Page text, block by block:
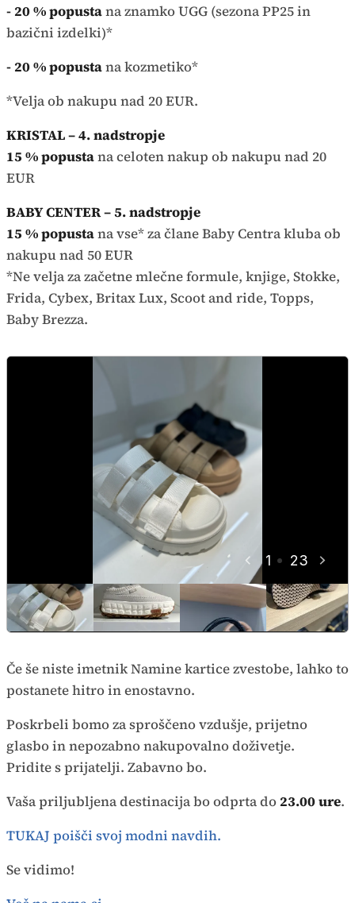
- 20 % popustana znamko UGG (sezona PP25 in
bazični izdelki)*
- 20 % popustana kozmetiko*
*Velja ob nakupu nad 20 EUR.
KRISTAL – 4. nadstropje
15 % popustana celoten nakup ob nakupu nad 20
EUR
BABY CENTER – 5. nadstropje
15 % popustana vse* za člane Baby Centra kluba ob
nakupu nad 50 EUR
*Ne velja za začetne mlečne formule, knjige, Stokke,
Frida, Cybex, Britax Lux, Scoot and ride, Topps,
Baby Brezza.
1 23
Če še niste imetnik Namine kartice zvestobe, lahko to
postanete hitro in enostavno.
Poskrbeli bomo za sproščeno vzdušje, prijetno
glasbo in nepozabno nakupovalno doživetje.
Pridite s prijatelji. Zabavno bo.
Vaša priljubljena destinacija bo odprta do 23.00 ure.
TUKAJ poišči svoj modni navdih.
Se vidimo!